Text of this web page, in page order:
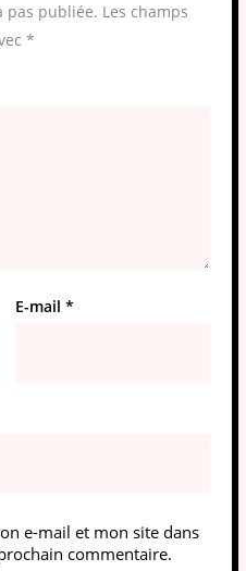
pas publiée. Les champs
*
E-mail *
e-mail et mon site dans
commentaire.